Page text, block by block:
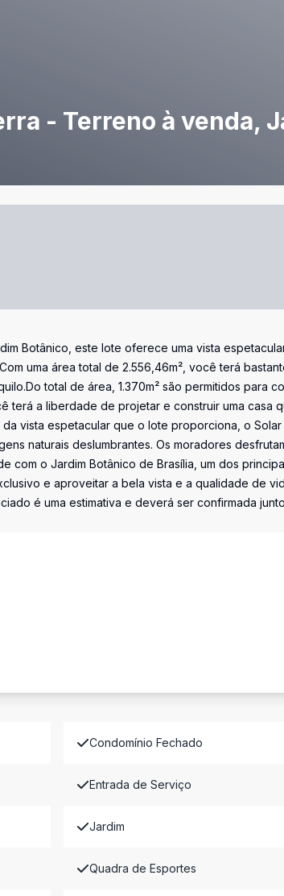
- Terreno à venda,
Botânico, este lote oferece uma vista
uma área total de 2.556,46m², você terá
total de área, 1.370m² são permitidos para
terá a liberdade de projetar e construir uma casa
vista espetacular que o lote proporciona, o
naturais deslumbrantes. Os moradores
o Jardim Botânico de Brasília, um dos
e aproveitar a bela vista e a qualidade de
é uma estimativa e deverá ser confirmada
Condomínio Fechado
Entrada de Serviço
Jardim
Quadra de Esportes